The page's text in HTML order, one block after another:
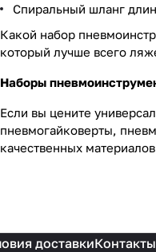
Спиральный шланг
Какой набор
который лучше всего
Наборы
Если вы цените
пневмогайковерты,
качественных
доставкиКонтакты